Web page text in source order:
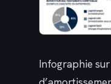
Infographie